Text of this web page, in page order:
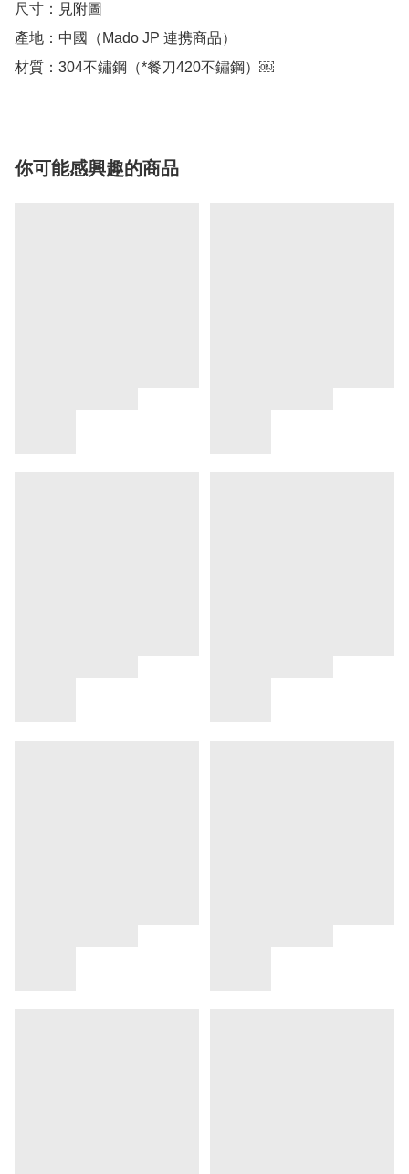
尺寸：見附圖
產地：中國（Mado JP 連携商品）
你可能感興趣的商品